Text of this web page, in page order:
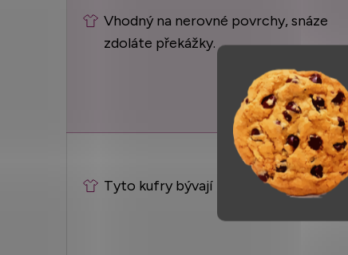
Vhodný na nerovné povrchy, snáze
zdoláte překážky.
Tyto kufry bývají levnější.